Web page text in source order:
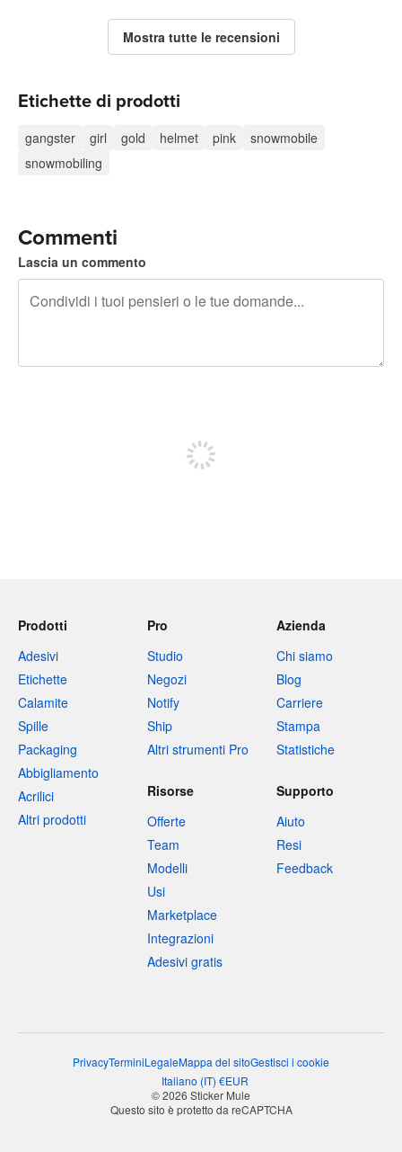
Mostra tutte le recensioni
Etichette di prodotti
gangster girl gold helmet pink
snowmobile
snowmobiling
Commenti
Lascia un commento
Prodotti
Adesivi
Etichette
Calamite
Spille
Packaging
Abbigliamento
Acrilici
Altri prodotti
Pro
Studio
Negozi
Notify
Ship
Altri strumenti Pro
Azienda
Chi siamo
Blog
Carriere
Stampa
Statistiche
Risorse
Offerte
Team
Modelli
Usi
Marketplace
Integrazioni
Adesivi gratis
Supporto
Aiuto
Resi
Feedback
PrivacyTerminiLegaleMappa del sitoGestisci i cookie
Italiano (IT) €EUR
© 2026 Sticker Mule
Questo sito è protetto da reCAPTCHA